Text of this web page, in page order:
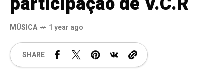
MÚSICA 1 year ago
SHARE